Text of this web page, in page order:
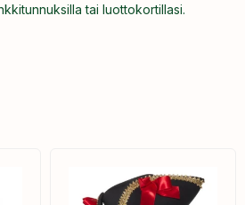
tai luottokortillasi.